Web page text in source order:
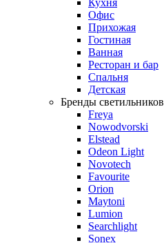
Кухня
Офис
Прихожая
Гостиная
Ванная
Ресторан и бар
Спальня
Детская
Бренды светильников
Freya
Nowodvorski
Elstead
Odeon Light
Novotech
Favourite
Orion
Maytoni
Lumion
Searchlight
Sonex